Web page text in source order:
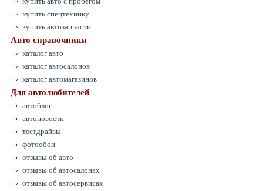
купить спецтехнику
купить автозапчасти
Авто справочники
каталог авто
каталог автосалонов
каталог автомагазинов
Для автолюбителей
автоблог
автоновости
тестдрайвы
фотообои
отзывы об авто
отзывы об автосалонах
отзывы об автосервисах